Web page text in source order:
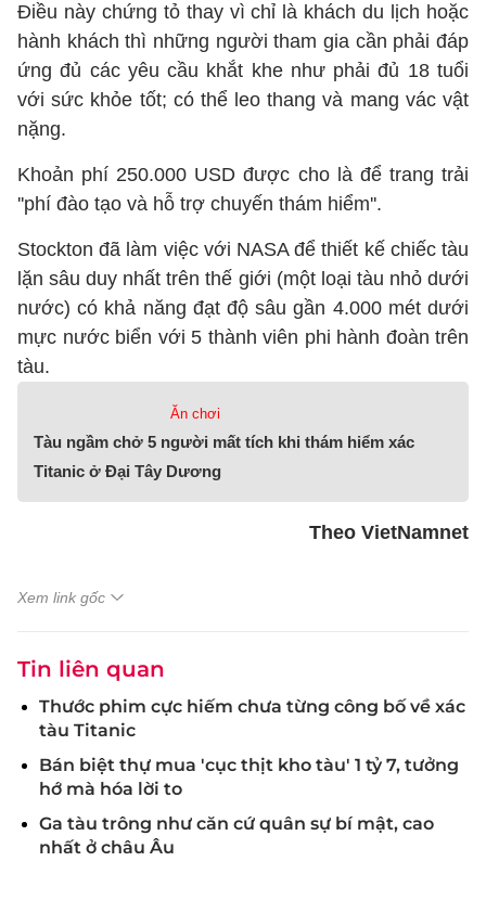
Điều này chứng tỏ thay vì chỉ là khách du lịch hoặc
hành khách thì những người tham gia cần phải đáp
ứng đủ các yêu cầu khắt khe như phải đủ 18 tuổi
với sức khỏe tốt; có thể leo thang và mang vác vật
nặng.
Khoản phí 250.000 USD được cho là để trang trải
''phí đào tạo và hỗ trợ chuyến thám hiểm''.
Stockton đã làm việc với NASA để thiết kế chiếc tàu
lặn sâu duy nhất trên thế giới (một loại tàu nhỏ dưới
nước) có khả năng đạt độ sâu gần 4.000 mét dưới
mực nước biển với 5 thành viên phi hành đoàn trên
tàu.
Ăn chơi
Tàu ngầm chở 5 người mất tích khi thám hiểm xác
Titanic ở Đại Tây Dương
Theo VietNamnet
Xem link gốc
Tin liên quan
Thước phim cực hiếm chưa từng công bố về xác
tàu Titanic
Bán biệt thự mua 'cục thịt kho tàu' 1 tỷ 7, tưởng
hớ mà hóa lời to
Ga tàu trông như căn cứ quân sự bí mật, cao
nhất ở châu Âu